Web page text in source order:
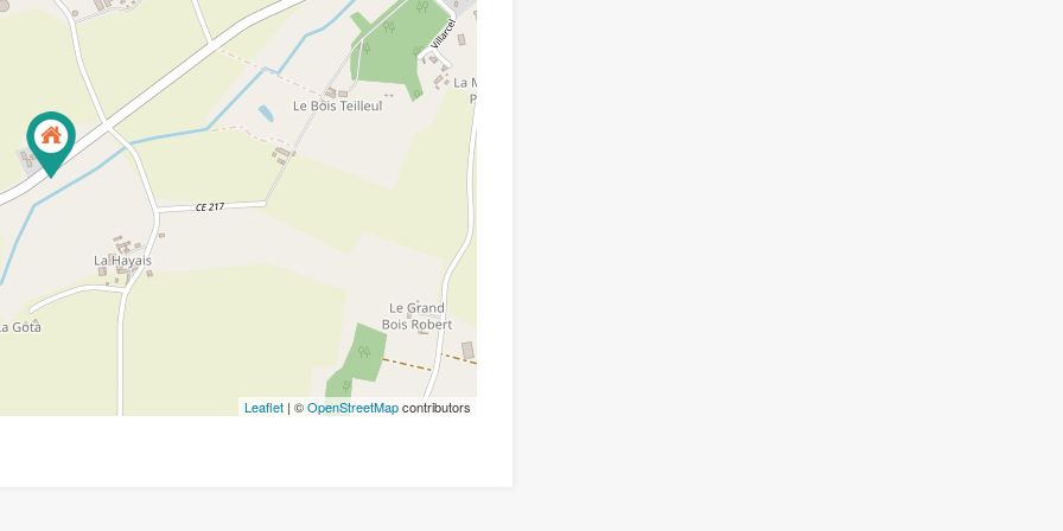
Leaflet| ©OpenStreetMapcontributors